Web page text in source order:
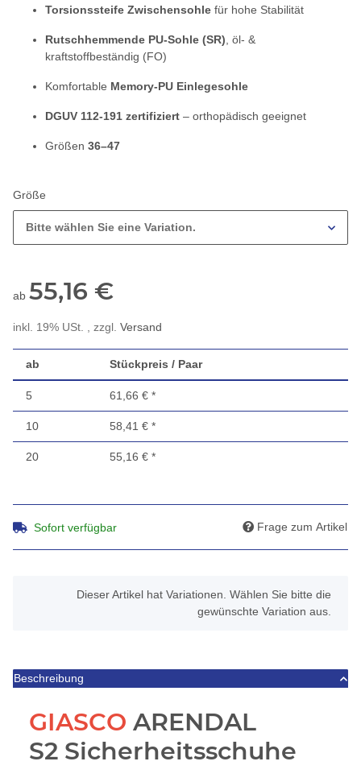
Torsionssteife Zwischensohle für hohe Stabilität
Rutschhemmende PU-Sohle (SR) , öl- &
kraftstoffbeständig (FO)
Komfortable Memory-PU Einlegesohle
DGUV 112-191 zertifiziert – orthopädisch geeignet
Größen 36–47
Größe
Bitte wählen Sie eine Variation.
ab 55,16 €
inkl. 19% USt. , zzgl. Versand
ab Stückpreis / Paar
5 61,66 € *
10 58,41 € *
20 55,16 € *
Sofort verfügbar Frage zum Artikel
Dieser Artikel hat Variationen. Wählen Sie bitte die
gewünschte Variation aus.
Beschreibung
GIASCO ARENDAL
S2 Sicherheitsschuhe